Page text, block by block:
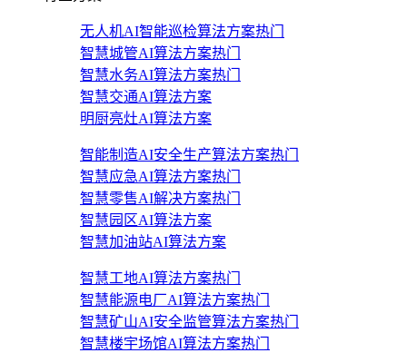
无人机AI智能巡检算法方案热门
智慧城管AI算法方案热门
智慧水务AI算法方案热门
智慧交通AI算法方案
明厨亮灶AI算法方案
智能制造AI安全生产算法方案热门
智慧应急AI算法方案热门
智慧零售AI解决方案热门
智慧园区AI算法方案
智慧加油站AI算法方案
智慧工地AI算法方案热门
智慧能源电厂AI算法方案热门
智慧矿山AI安全监管算法方案热门
智慧楼宇场馆AI算法方案热门